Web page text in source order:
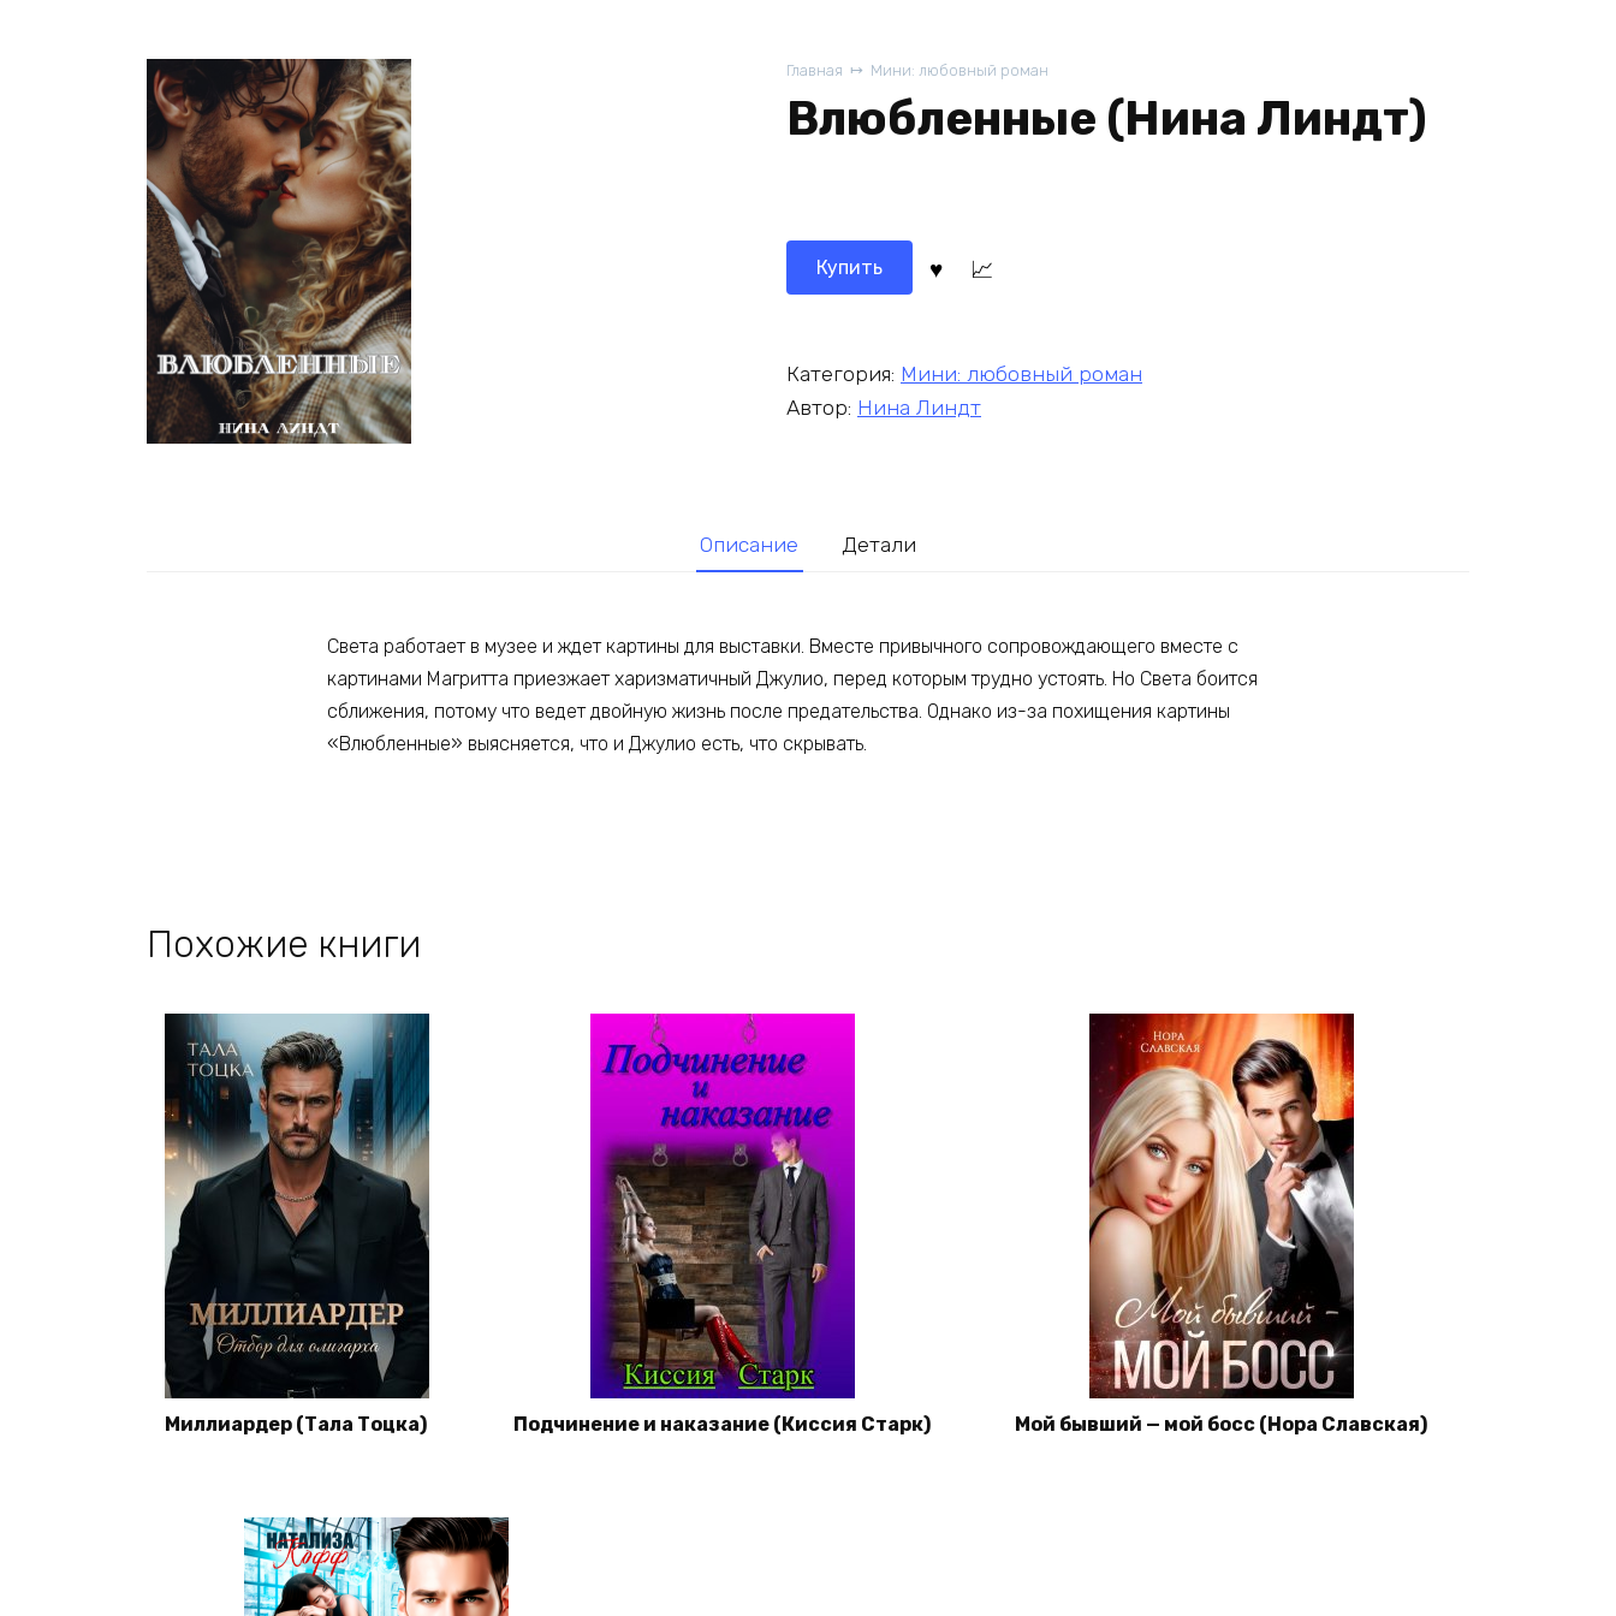
Главная Мини: любовный роман
Влюбленные (Нина Линдт)
Купить
Категория: Мини: любовный роман
Автор: Нина Линдт
Описание Детали
Света работает в музее и ждет картины для выставки. Вместе привычного сопровождающего вместе с
картинами Магритта приезжает харизматичный Джулио, перед которым трудно устоять. Но Света боится
сближения, потому что ведет двойную жизнь после предательства. Однако из-за похищения картины
«Влюбленные» выясняется, что и Джулио есть, что скрывать.
Похожие книги
Миллиардер (Тала Тоцка) Подчинение и наказание (Киссия Старк) Мой бывший — мой босс (Нора Славская)